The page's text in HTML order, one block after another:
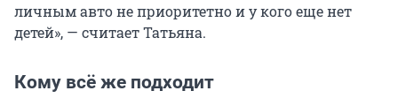
личным авто не приоритетно и у кого еще нет
детей», — считает Татьяна.
Кому всё же подходит